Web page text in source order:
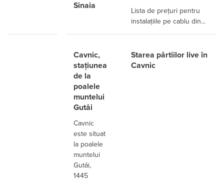
Sinaia
Lista de prețuri pentru
instalațiile pe cablu din...
Cavnic,
stațiunea
de la
poalele
muntelui
Gutâi
Cavnic
este situat
la poalele
muntelui
Gutâi,
1445
Starea pârtiilor live în
Cavnic